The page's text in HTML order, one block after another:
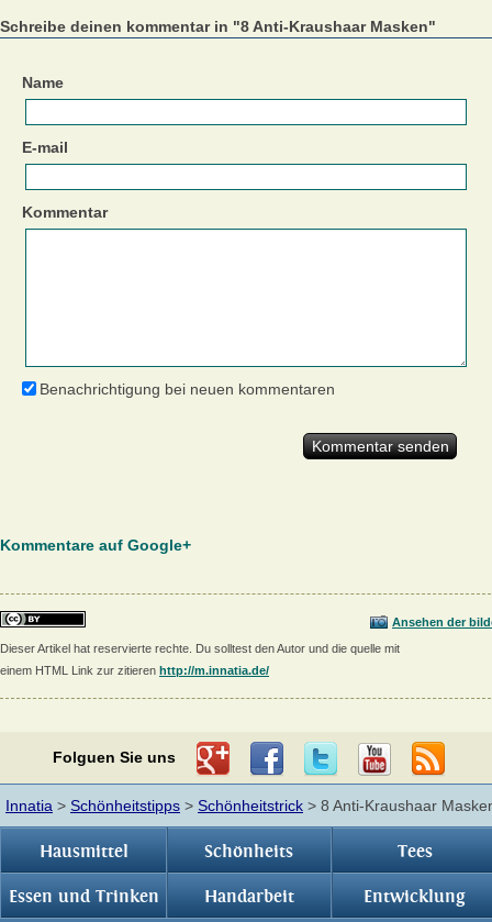
Schreibe deinen kommentar in "8 Anti-Kraushaar Masken"
Name
E-mail
Kommentar
Benachrichtigung bei neuen kommentaren
Kommentare auf Google+
Ansehen der
Dieser Artikel hat reservierte rechte. Du solltest den Autor und die quelle mit
einem HTML Link zur zitieren http://m.innatia.de/
Folguen Sie uns
Innatia > Schönheitstipps > Schönheitstrick > 8 Anti-Kraushaar
Hausmittel Schönheits Tees
Essen und Trinken Handarbeit Entwicklung